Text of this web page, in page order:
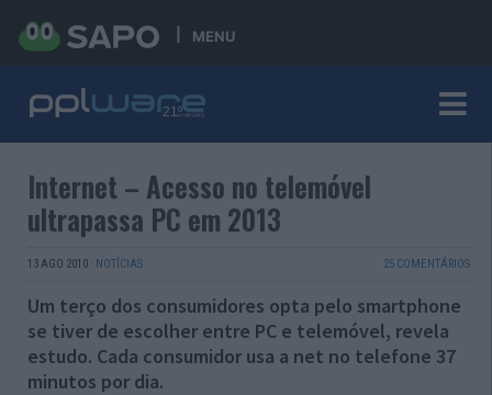
MENU
Internet – Acesso no telemóvel
ultrapassa PC em 2013
13 AGO 2010 · NOTÍCIAS 25 COMENTÁRIOS
Um terço dos consumidores opta pelo smartphone
se tiver de escolher entre PC e telemóvel, revela
estudo. Cada consumidor usa a net no telefone 37
minutos por dia.